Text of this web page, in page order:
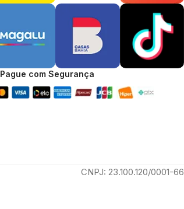
Pague com Segurança
CNPJ: 23.100.120/0001-66